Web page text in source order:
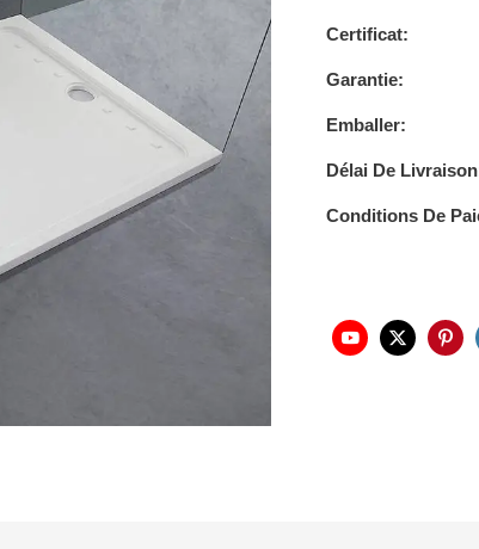
Certificat:
Garantie:
Emballer:
Délai De
Conditions De